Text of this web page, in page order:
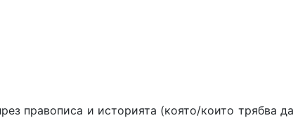
правописа и историята (която/които трябва да